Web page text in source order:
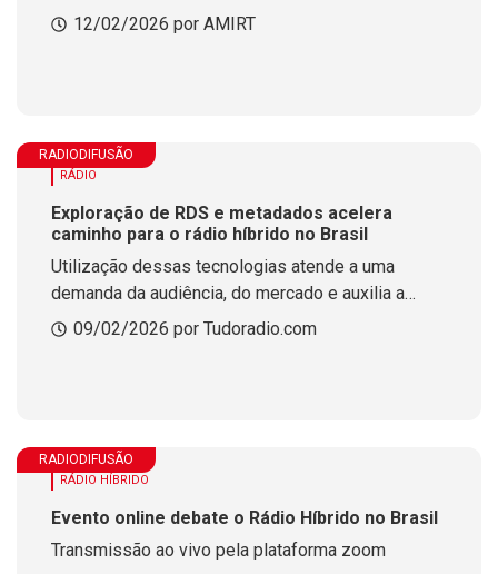
12/02/2026 por AMIRT
RADIODIFUSÃO
RÁDIO
Exploração de RDS e metadados acelera
caminho para o rádio híbrido no Brasil
Utilização dessas tecnologias atende a uma
demanda da audiência, do mercado e auxilia a
evolução tecnológica do meio no Brasil. ACAERT
09/02/2026 por Tudoradio.com
RADIODIFUSÃO
RÁDIO HÍBRIDO
Evento online debate o Rádio Híbrido no Brasil
Transmissão ao vivo pela plataforma zoom